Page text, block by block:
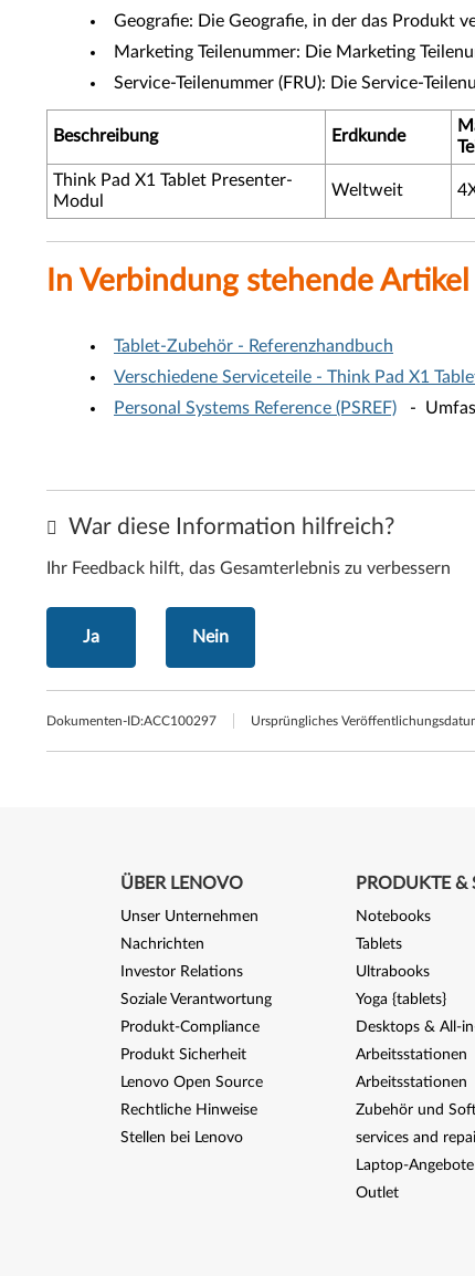
Geografie: Die Geografie, in der das Produkt
Marketing Teilenummer: Die Marketing
Service-Teilenummer (FRU): Die Service-
Beschreibung Erdkunde
Think Pad X1 Tablet Presenter-
Modul
Weltweit
In Verbindung stehende Artikel
Tablet-Zubehör - Referenzhandbuch
Verschiedene Serviceteile - Think Pad X1
Personal Systems Reference (PSREF) -
War diese Information hilfreich?
Ihr Feedback hilft, das Gesamterlebnis zu verbessern
Ja Nein
Dokumenten-ID:ACC100297 Ursprüngliches
ÜBER LENOVO
Unser Unternehmen
Nachrichten
Investor Relations
Soziale Verantwortung
Produkt-Compliance
Produkt Sicherheit
Lenovo Open Source
Rechtliche Hinweise
Stellen bei Lenovo
PRODUKTE &
Notebooks
Tablets
Ultrabooks
Yoga {tablets}
Desktops & All-
Arbeitsstationen
Arbeitsstationen
Zubehör und
services and
Laptop-Angebote
Outlet